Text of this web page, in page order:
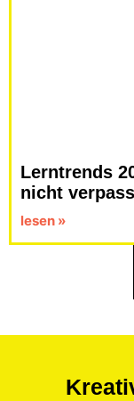
Lerntrends
nicht
lesen »